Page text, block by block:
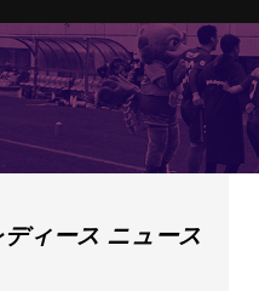
ィース ニュース